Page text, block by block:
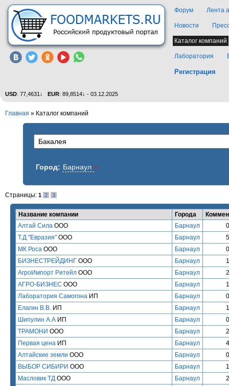
Форум Лента
Новости
Каталог компаний
Лаборатория
Регистрация
USD: 77,4631↓ EUR: 89,8514↓ - 03.12.2025
Главная » Каталог компаний
Город: Барнаул x
Страницы: 1 2 3
Название компании Города
Алтай Сила ООО Барнаул
0
Т.Д "Евразия" ООО Барнаул
5
МК Роса ООО Барнаул
0
БИЗНЕСТРЕЙДИНГ ООО Барнаул
1
АгроИмпорт Ритейл ООО Барнаул
2
АГРО-БИЗНЕС ООО Барнаул
1
Лаборатория Самогона ИП Барнаул
0
Елагин В.В. ИП Барнаул
1
Шипулин А.А ИП Барнаул
0
ТРАМОНИ ООО Барнаул
2
Первая цена ИП Барнаул
4
Алтайские земли ООО Барнаул
0
ВЫБОР СИБИРИ ООО Барнаул
1
Масловик ТД ООО Барнаул
2